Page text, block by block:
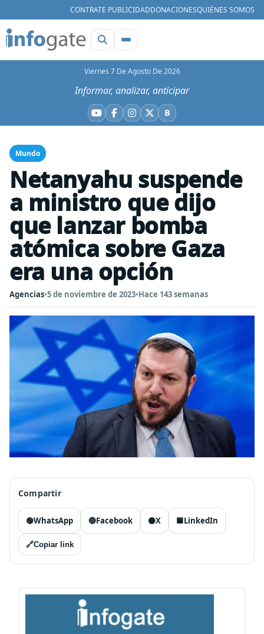
CONTRATE PUBLICIDADDONACIONESQUIÉNES SOMOS
Viernes 7 De Agosto De 2026
Informar, analizar, anticipar
YouTube
Facebook
Instagram
X BBluesky
Mundo
Netanyahu suspende
a ministro que dijo
que lanzar bomba
atómica sobre Gaza
era una opción
Agencias•5 de noviembre de 2023•Hace 143 semanas
Compartir
🟢WhatsApp 🔵Facebook ⚫X 🟦LinkedIn
🔗Copiar link